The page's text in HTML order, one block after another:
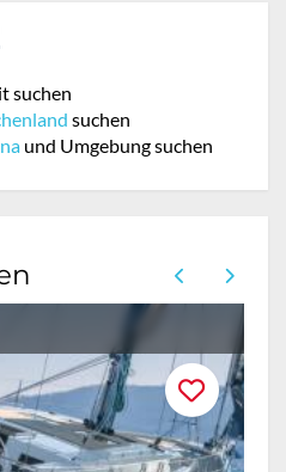
suchen
suchen
und Umgebung suchen